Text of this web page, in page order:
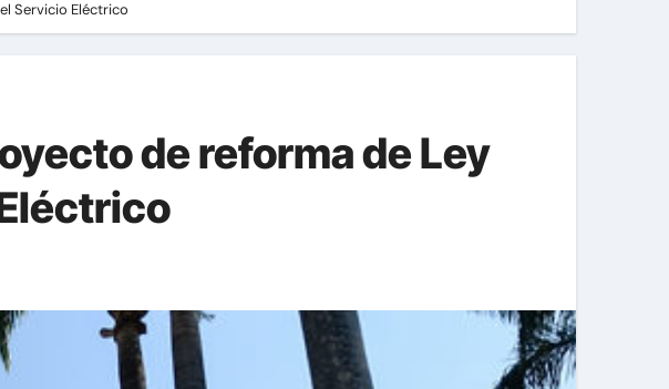
Servicio Eléctrico
de reforma de Ley